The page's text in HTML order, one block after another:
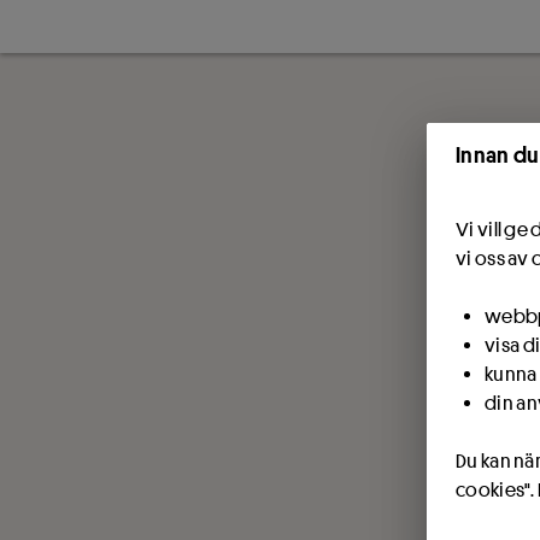
Innan
Vi vill ge
vi oss av
visa
din
Du kan
cookies".